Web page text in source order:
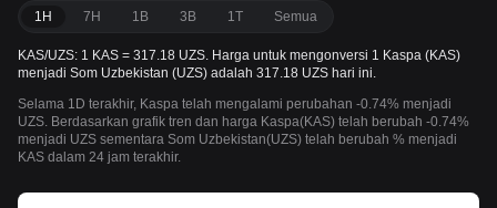
1H 7H 1B 3B 1T Semua
KAS/UZS: 1 KAS = 317.18 UZS. Harga untuk mengonversi 1 Kaspa (KAS)
menjadi Som Uzbekistan (UZS) adalah 317.18 UZS hari ini.
Selama 1D terakhir, Kaspa telah mengalami perubahan -0.74% menjadi
UZS. Berdasarkan grafik tren dan harga Kaspa(KAS) telah berubah -0.74%
menjadi UZS sementara Som Uzbekistan(UZS) telah berubah % menjadi
KAS dalam 24 jam terakhir.